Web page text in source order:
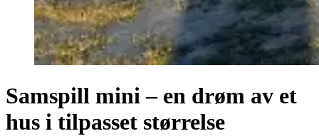
Samspill mini – en drøm av et
hus i tilpasset størrelse